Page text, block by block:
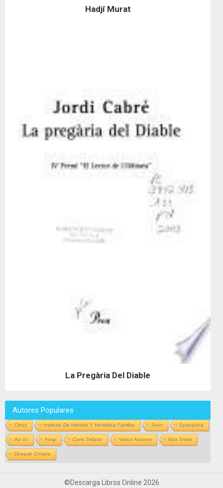
Hadjí Murat
La Pregària Del Diable
Autores Populares
Otros Instituto De Historia Y Heraldica Familiar Aavv Spanyolca
Aa Vv Inegi Corin Tellado Varios Autores Nick Snels
Deepak Chopra
©Descarga Libros Online 2026